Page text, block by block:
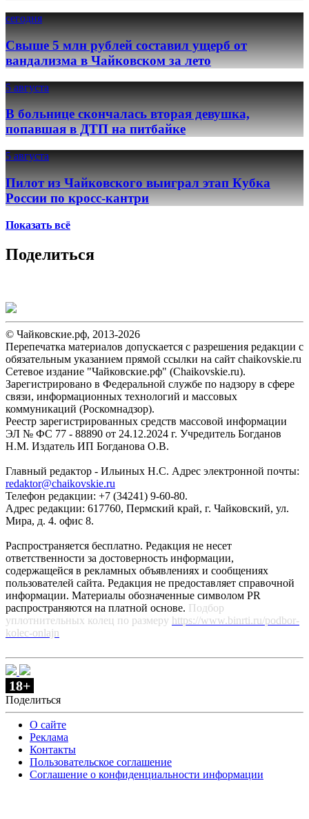
сегодня
Свыше 5 млн рублей составил ущерб от
вандализма в Чайковском за лето
5 августа
В больнице скончалась вторая девушка,
попавшая в ДТП на питбайке
5 августа
Пилот из Чайковского выиграл этап Кубка
России по кросс-кантри
Показать всё
Поделиться
© Чайковские.рф, 2013-2026
Перепечатка материалов допускается с разрешения редакции с
обязательным указанием прямой ссылки на сайт chaikovskie.ru
Сетевое издание "Чайковские.рф" (Chaikovskie.ru).
Зарегистрировано в Федеральной службе по надзору в сфере
связи, информационных технологий и массовых
коммуникаций (Роскомнадзор).
Реестр зарегистрированных средств массовой информации
ЭЛ № ФС 77 - 88890 от 24.12.2024 г. Учредитель Богданов
Н.М. Издатель ИП Богданова О.В.
Главный редактор - Ильиных Н.С. Адрес электронной почты:
redaktor@chaikovskie.ru
Телефон редакции: +7 (34241) 9-60-80.
Адрес редакции: 617760, Пермский край, г. Чайковский, ул.
Мира, д. 4. офис 8.
Распространяется бесплатно. Редакция не несет
ответственности за достоверность информации,
содержащейся в рекламных объявлениях и сообщениях
пользователей сайта. Редакция не предоставляет справочной
информации. Материалы обозначенные символом PR
распространяются на платной основе. Подбор
уплотнительных колец по размеру https://www.binrti.ru/podbor-
kolec-onlajn
18+
Поделиться
О сайте
Реклама
Контакты
Пользовательское соглашение
Соглашение о конфиденциальности информации